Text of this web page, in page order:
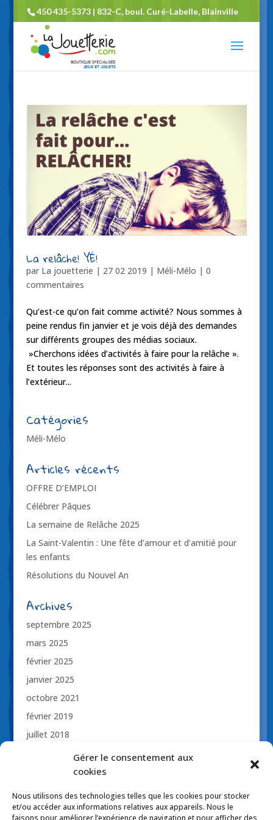
Gérer le consentement aux
cookies
Nous utilisons des technologies telles que les cookies pour stocker
et/ou accéder aux informations relatives aux appareils. Nous le
faisons pour améliorer l’expérience de navigation et pour afficher des
450 435-5373 | 832-C, boul. Curé-Labelle, Blainville
La relâche! YÉ!
par La jouetterie | 27 02 2019 | Méli-Mélo | 0
commentaires
Qu’est-ce qu’on fait comme activité? Nous sommes à
peine rendus fin janvier et je vois déjà des demandes
sur différents groupes des médias sociaux.
»Cherchons idées d’activités à faire pour la relâche ».
Et toutes les réponses sont des activités à faire à
l’extérieur...
Catégories
Méli-Mélo
Articles récents
OFFRE D’EMPLOI
Célébrer Pâques
La semaine de Relâche 2025
La Saint-Valentin : Une fête d’amour et d’amitié pour
les enfants
Résolutions du Nouvel An
Archives
septembre 2025
mars 2025
février 2025
janvier 2025
octobre 2021
février 2019
juillet 2018
novembre 2017
octobre 2017
mars 2017